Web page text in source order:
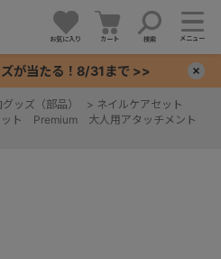
お気に入り カート 検索 メニュー
が当たる！8/31まで >>
ッズ（部品） > ネイルケアセット
ット Premium 大人用アタッチメント